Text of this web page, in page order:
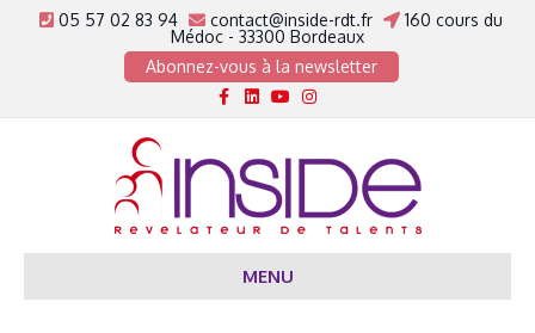
05 57 02 83 94 contact@inside-rdt.fr
160 cours du
Médoc - 33300 Bordeaux
Abonnez-vous à la newsletter
Facebook
LinkedinYoutube
Instagram
MENU